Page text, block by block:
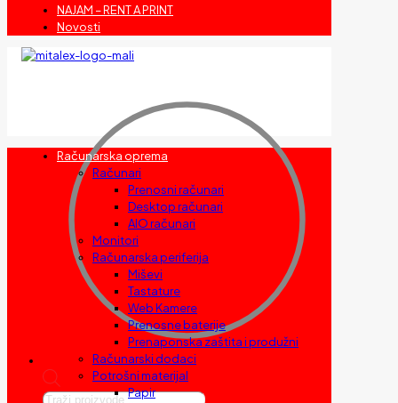
NAJAM – RENT A PRINT
Novosti
Products
Računarska oprema
Računari
Prenosni računari
Desktop računari
AIO računari
Monitori
Računarska periferija
Miševi
Tastature
Web Kamere
Prenosne baterije
Prenaponska zaštita i produžni
Računarski dodaci
Potrošni materijal
Papir